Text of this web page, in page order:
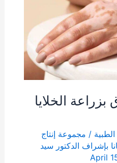
الخلايا
/ مجموعة إنتاج
بإشراف الدكتور سيد
April